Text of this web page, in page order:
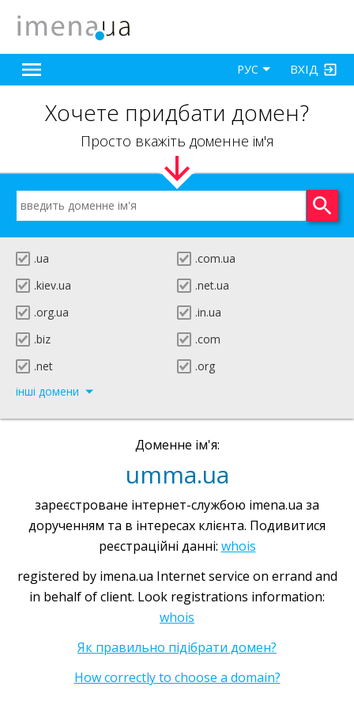
ВХІД
РУС
Хочете придбати домен?
Просто вкажіть доменне ім'я
.ua
.com.ua
.kiev.ua
.net.ua
.org.ua
.in.ua
.biz
.com
.net
.org
інші домени
Доменне ім'я:
umma.ua
зареєстроване інтернет-службою imena.ua за
дорученням та в інтересах клієнта. Подивитися
реєстраційні данні: whois
registered by imena.ua Internet service on errand and
in behalf of client. Look registrations information:
whois
Як правильно підібрати домен?
How correctly to choose a domain?